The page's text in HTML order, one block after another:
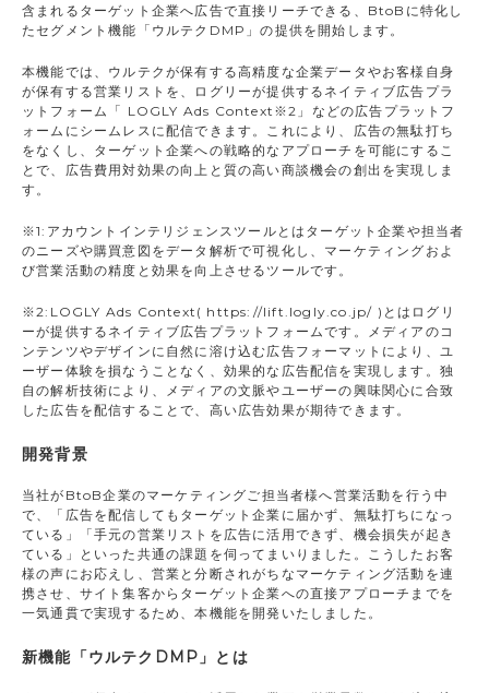
含まれるターゲット企業へ広告で直接リーチできる、BtoBに特化し
たセグメント機能「ウルテクDMP」の提供を開始します。
本機能では、ウルテクが保有する高精度な企業データやお客様自身
が保有する営業リストを、ログリーが提供するネイティブ広告プラ
ットフォーム「 LOGLY Ads Context※2」などの広告プラットフ
ォームにシームレスに配信できます。これにより、広告の無駄打ち
をなくし、ターゲット企業への戦略的なアプローチを可能にするこ
とで、広告費用対効果の向上と質の高い商談機会の創出を実現しま
す。
※1:アカウントインテリジェンスツールとはターゲット企業や担当者
のニーズや購買意図をデータ解析で可視化し、マーケティングおよ
び営業活動の精度と効果を向上させるツールです。
※2:LOGLY Ads Context( https://lift.logly.co.jp/ )とはログリ
ーが提供するネイティブ広告プラットフォームです。メディアのコ
ンテンツやデザインに自然に溶け込む広告フォーマットにより、ユ
ーザー体験を損なうことなく、効果的な広告配信を実現します。独
自の解析技術により、メディアの文脈やユーザーの興味関心に合致
した広告を配信することで、高い広告効果が期待できます。
開発背景
当社がBtoB企業のマーケティングご担当者様へ営業活動を行う中
で、「広告を配信してもターゲット企業に届かず、無駄打ちになっ
ている」「手元の営業リストを広告に活用できず、機会損失が起き
ている」といった共通の課題を伺ってまいりました。こうしたお客
様の声にお応えし、営業と分断されがちなマーケティング活動を連
携させ、サイト集客からターゲット企業への直接アプローチまでを
一気通貫で実現するため、本機能を開発いたしました。
新機能「ウルテクDMP」とは